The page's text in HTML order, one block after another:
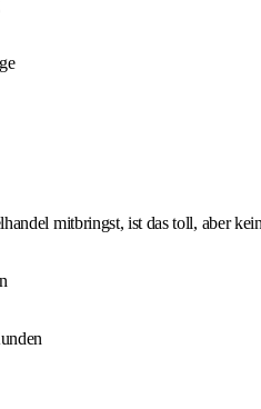
mitbringst, ist das toll, aber